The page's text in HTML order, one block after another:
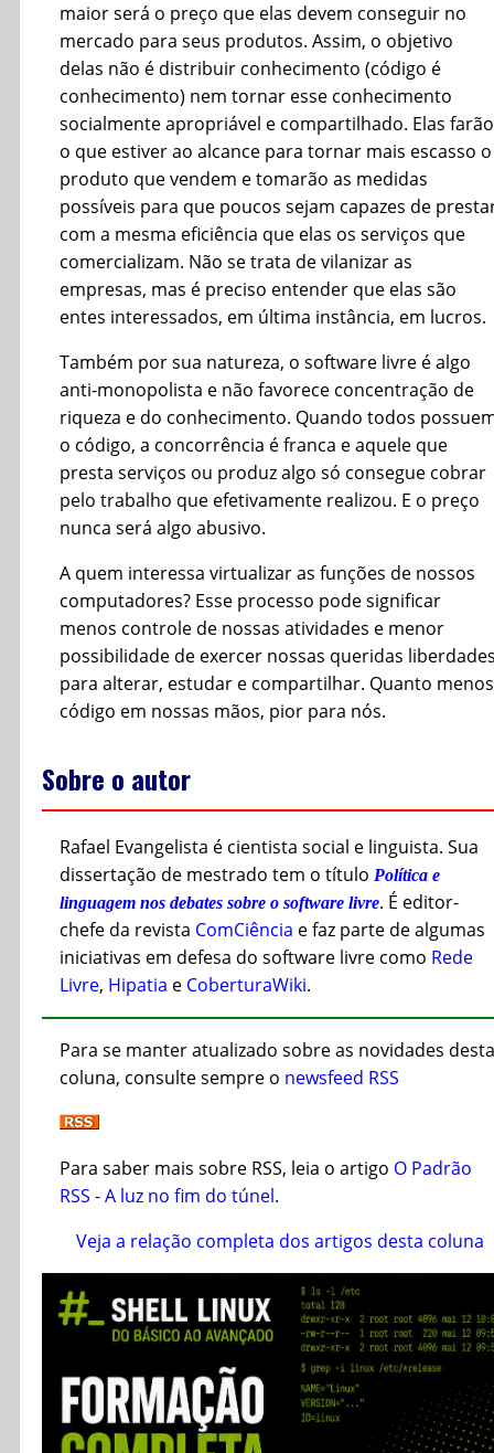
maior será o preço que elas devem conseguir no
mercado para seus produtos. Assim, o objetivo
delas não é distribuir conhecimento (código é
conhecimento) nem tornar esse conhecimento
socialmente apropriável e compartilhado. Elas farão
o que estiver ao alcance para tornar mais escasso o
produto que vendem e tomarão as medidas
possíveis para que poucos sejam capazes de
com a mesma eficiência que elas os serviços que
comercializam. Não se trata de vilanizar as
empresas, mas é preciso entender que elas são
entes interessados, em última instância, em lucros.
Também por sua natureza, o software livre é algo
anti-monopolista e não favorece concentração de
riqueza e do conhecimento. Quando todos
o código, a concorrência é franca e aquele que
presta serviços ou produz algo só consegue cobrar
pelo trabalho que efetivamente realizou. E o preço
nunca será algo abusivo.
A quem interessa virtualizar as funções de nossos
computadores? Esse processo pode significar
menos controle de nossas atividades e menor
possibilidade de exercer nossas queridas
para alterar, estudar e compartilhar. Quanto menos
código em nossas mãos, pior para nós.
Sobre o autor
Rafael Evangelista é cientista social e linguista. Sua
dissertação de mestrado tem o título Política e
linguagem nos debates sobre o software livre. É editor-
chefe da revista ComCiência e faz parte de algumas
iniciativas em defesa do software livre como Rede
Livre, Hipatia e CoberturaWiki.
Para se manter atualizado sobre as novidades desta
coluna, consulte sempre o newsfeed RSS
Para saber mais sobre RSS, leia o artigo O Padrão
RSS - A luz no fim do túnel.
Veja a relação completa dos artigos desta coluna